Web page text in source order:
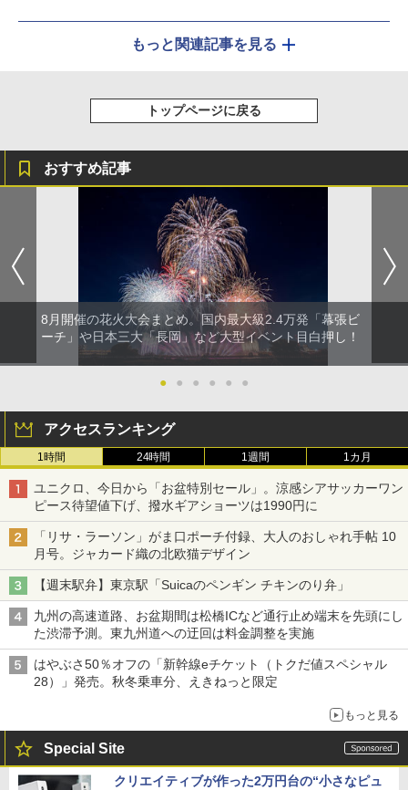
もっと関連記事を見る
トップページに戻る
おすすめ記事
8月開催の花火大会まとめ。国内最大級2.4万発「幕張ビ
ーチ」や日本三大「長岡」など大型イベント目白押し！
● ● ● ● ● ●
アクセスランキング
1時間 24時間 1週間 1カ月
ユニクロ、今日から「お盆特別セール」。涼感シアサッカーワン
ピース待望値下げ、撥水ギアショーツは1990円に
「リサ・ラーソン」がま口ポーチ付録、大人のおしゃれ手帖 10
月号。ジャカード織の北欧猫デザイン
【週末駅弁】東京駅「Suicaのペンギン チキンのり弁」
九州の高速道路、お盆期間は松橋ICなど通行止め端末を先頭にし
た渋滞予測。東九州道への迂回は料金調整を実施
はやぶさ50％オフの「新幹線eチケット（トクだ値スペシャル
28）」発売。秋冬乗車分、えきねっと限定
もっと見る
Special Site
クリエイティブが作った2万円台の“小さなピュ